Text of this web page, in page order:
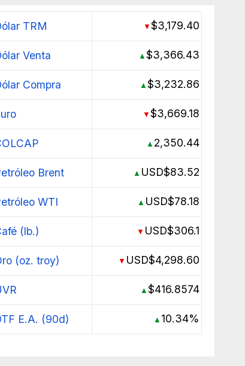
TRM ▼$3,179.40
Venta ▲$3,366.43
Compra ▲$3,232.86
▼$3,669.18
▲ 2,350.44
Brent ▲ USD$83.52
WTI ▲ USD$78.18
(lb.) ▼ USD$306.1
(oz. troy) ▼ USD$4,298.60
▲$416.8574
E.A. (90d) ▲ 10.34%